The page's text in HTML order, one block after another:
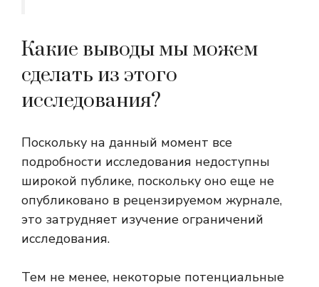
Какие выводы мы можем
сделать из этого
исследования?
Поскольку на данный момент все
подробности исследования недоступны
широкой публике, поскольку оно еще не
опубликовано в рецензируемом журнале,
это затрудняет изучение ограничений
исследования.
Тем не менее, некоторые потенциальные